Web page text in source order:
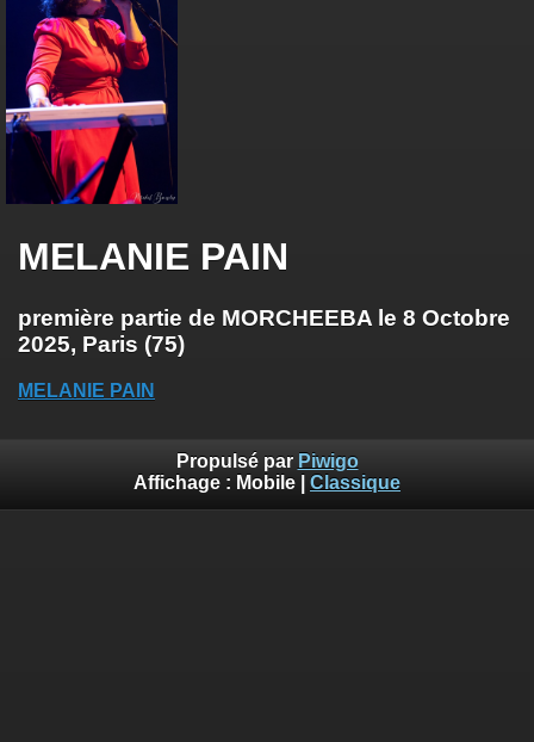
MELANIE PAIN
première partie de MORCHEEBA le 8 Octobre
2025, Paris (75)
MELANIE PAIN
Propulsé par Piwigo
Affichage : Mobile Classique